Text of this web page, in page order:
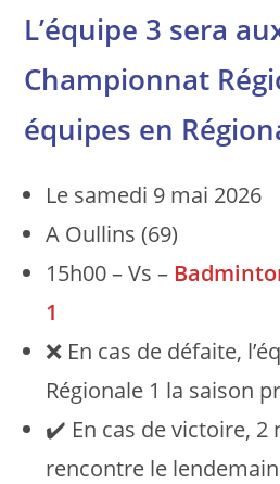
L’équipe 3 sera
Championnat
équipes en
Le samedi 9 mai 2026
A Oullins (69)
15h00 – Vs –
1
❌ En cas de défaite,
Régionale 1 la saison
✔️ En cas de victoire, 2
rencontre le